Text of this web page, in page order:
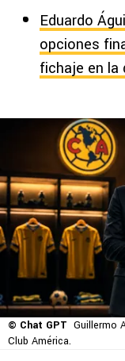
Eduardo
opciones
fichaje en la
© Chat GPT Guillermo
Club América.